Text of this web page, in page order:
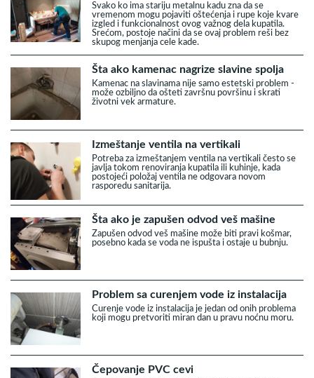
Svako ko ima stariju metalnu kadu zna da se
vremenom mogu pojaviti oštećenja i rupe koje kvare
izgled i funkcionalnost ovog važnog dela kupatila.
Srećom, postoje načini da se ovaj problem reši bez
skupog menjanja cele kade.
Šta ako kamenac nagrize slavine spolja
Kamenac na slavinama nije samo estetski problem -
može ozbiljno da ošteti završnu površinu i skrati
životni vek armature.
Izmeštanje ventila na vertikali
Potreba za izmeštanjem ventila na vertikali često se
javlja tokom renoviranja kupatila ili kuhinje, kada
postojeći položaj ventila ne odgovara novom
rasporedu sanitarija.
Šta ako je zapušen odvod veš mašine
Zapušen odvod veš mašine može biti pravi košmar,
posebno kada se voda ne ispušta i ostaje u bubnju.
Problem sa curenjem vode iz instalacija
Curenje vode iz instalacija je jedan od onih problema
koji mogu pretvoriti miran dan u pravu noćnu moru.
Čepovanje PVC cevi